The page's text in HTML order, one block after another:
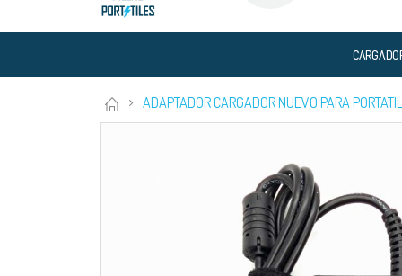
ADAPTADOR CARGADOR NUEVO PARA